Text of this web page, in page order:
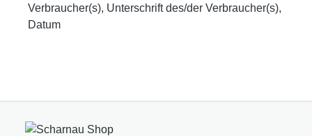
Verbraucher(s), Unterschrift des/der Verbraucher(s),
Datum